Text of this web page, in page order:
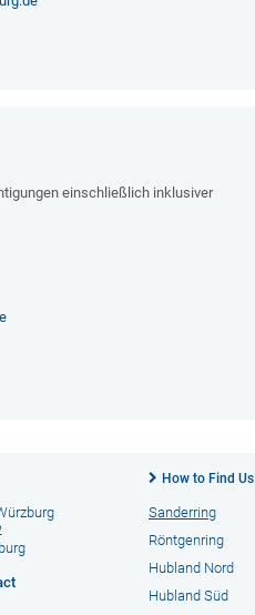
einschließlich inklusiver
How to Find Us
Sanderring
Röntgenring
Hubland Nord
Hubland Süd